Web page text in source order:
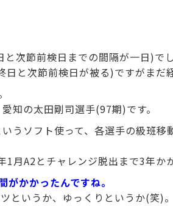
次節前検日までの間隔が一日)でし
と次節前検日が被る)ですがまだ
知の太田剛司選手(97期)です。
うソフト使って、各選手の級班移
月A2とチャレンジ脱出まで3年か
かかったんですね。
というか、ゆっくりというか(笑)。